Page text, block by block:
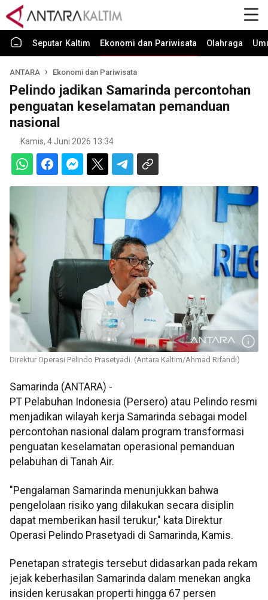
Seputar Kaltim Ekonomi dan Pariwisata Olahraga
ANTARA Ekonomi dan Pariwisata
Pelindo jadikan Samarinda percontohan
penguatan keselamatan pemanduan
nasional
Kamis, 4 Juni 2026 13:34
Direktur Operasi Pelindo Prasetyadi. (Antara Kaltim/Ahmad Rifandi)
Samarinda (ANTARA) -
PT Pelabuhan Indonesia (Persero) atau Pelindo resmi
menjadikan wilayah kerja Samarinda sebagai model
percontohan nasional dalam program transformasi
penguatan keselamatan operasional pemanduan
pelabuhan di Tanah Air.
"Pengalaman Samarinda menunjukkan bahwa
pengelolaan risiko yang dilakukan secara disiplin
dapat memberikan hasil terukur," kata Direktur
Operasi Pelindo Prasetyadi di Samarinda, Kamis.
Penetapan strategis tersebut didasarkan pada rekam
jejak keberhasilan Samarinda dalam menekan angka
insiden kerusakan properti hingga 67 persen